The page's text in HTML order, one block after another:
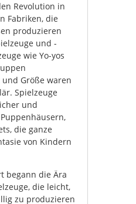
Revolution in
Fabriken, die
produzieren
und -
wie Yo-yos
Größe waren
Spielzeuge
und
die ganze
von Kindern
begann die Ära
die leicht,
zu produzieren